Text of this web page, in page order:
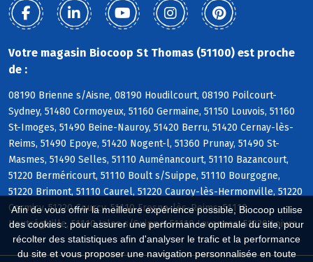
Afin de vous offrir la meilleure expérience possible, Biocoop utilise
des cookies : pour assurer une performance optimale du site, pour
récolter des statistiques afin d'analyser le trafic et la performance
du site et vous proposer une navigation personnalisée en toute
Votre magasin Biocoop St Thomas (51100) est proche
de :
08190 Brienne s/Aisne, 08190 Houdilcourt, 08190 Poilcourt-
Sydney, 51480 Cormoyeux, 51160 Germaine, 51150 Louvois, 51160
St-Imoges, 51490 Beine-Nauroy, 51420 Berru, 51420 Cernay-lès-
Reims, 51490 Epoye, 51420 Nogent-l, 51360 Prunay, 51490 St-
Masmes, 51490 Selles, 51110 Auménancourt, 51110 Bazancourt,
51220 Berméricourt, 51110 Boult s/Suippe, 51110 Bourgogne,
51220 Brimont, 51110 Caurel, 51220 Cauroy-lès-Hermonville, 51220
Cormicy, 51220 Courcy, 51110 Fresne-lès-Reims, 51110
Heutrégiville, 51110 Isles s/Suippe, 51110 Lavannes, 51220 Loivre